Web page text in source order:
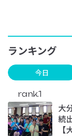
ランキング
今日
rank.1
大
続
【